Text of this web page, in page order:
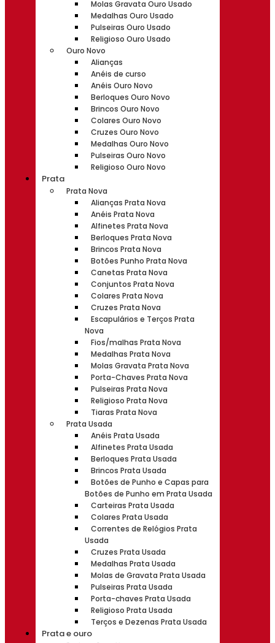
Molas Gravata Ouro Usado
Medalhas Ouro Usado
Pulseiras Ouro Usado
Religioso Ouro Usado
Ouro Novo
Alianças
Anéis de curso
Anéis Ouro Novo
Berloques Ouro Novo
Brincos Ouro Novo
Colares Ouro Novo
Cruzes Ouro Novo
Medalhas Ouro Novo
Pulseiras Ouro Novo
Religioso Ouro Novo
Prata
Prata Nova
Alianças Prata Nova
Anéis Prata Nova
Alfinetes Prata Nova
Berloques Prata Nova
Brincos Prata Nova
Botões Punho Prata Nova
Canetas Prata Nova
Conjuntos Prata Nova
Colares Prata Nova
Cruzes Prata Nova
Escapulários e Terços Prata
Nova
Fios/malhas Prata Nova
Medalhas Prata Nova
Molas Gravata Prata Nova
Porta-Chaves Prata Nova
Pulseiras Prata Nova
Religioso Prata Nova
Tiaras Prata Nova
Prata Usada
Anéis Prata Usada
Alfinetes Prata Usada
Berloques Prata Usada
Brincos Prata Usada
Botões de Punho e Capas para
Botões de Punho em Prata Usada
Carteiras Prata Usada
Colares Prata Usada
Correntes de Relógios Prata
Usada
Cruzes Prata Usada
Medalhas Prata Usada
Molas de Gravata Prata Usada
Pulseiras Prata Usada
Porta-chaves Prata Usada
Religioso Prata Usada
Terços e Dezenas Prata Usada
Prata e ouro